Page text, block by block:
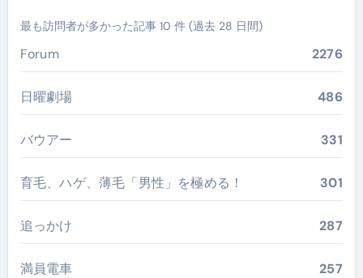
最も訪問者が多かった記事 10 件 (過去 28 日間)
Forum 2276
日曜劇場 486
バウアー 331
育毛、ハゲ、薄毛「男性」を極める！ 301
追っかけ 287
満員電車 257